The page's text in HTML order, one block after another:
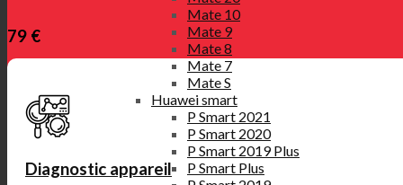
Mate 10
Mate 9
Mate 8
Mate 7
Mate S
Huawei smart
P Smart 2021
P Smart 2020
P Smart 2019 Plus
P Smart Plus
79 €
Diagnostic appareil